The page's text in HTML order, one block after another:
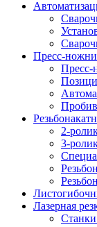
Пресс-
2-
3-
Лазерная
Станки